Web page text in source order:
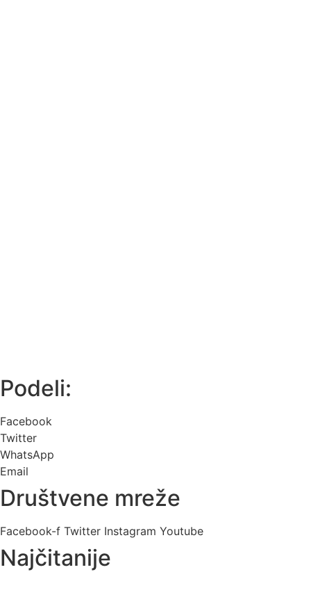
Podeli:
Facebook
Twitter
WhatsApp
Email
Društvene mreže
Facebook-f Twitter Instagram Youtube
Najčitanije